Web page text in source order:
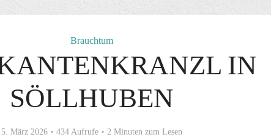
Brauchtum
IN
SÖLLHUBEN
5. März 2026 434 Aufrufe 2 Minuten zum Lesen